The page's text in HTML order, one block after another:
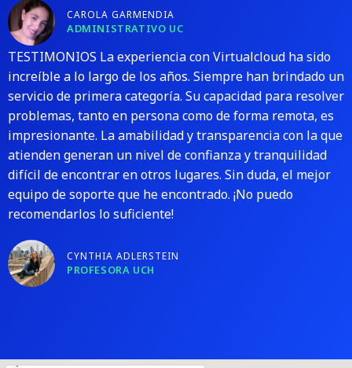
CAROLA GARMENDIA
ADMINISTRATIVO UC
TESTIMONIOS La experiencia con Virtualcloud ha sido
increíble a lo largo de los años. Siempre han brindado un
servicio de primera categoría. Su capacidad para resolver
problemas, tanto en persona como de forma remota, es
impresionante. La amabilidad y transparencia con la que
atienden generan un nivel de confianza y tranquilidad
difícil de encontrar en otros lugares. Sin duda, el mejor
equipo de soporte que he encontrado. ¡No puedo
recomendarlos lo suficiente!
CYNTHIA ADLERSTEIN
PROFESORA UCH